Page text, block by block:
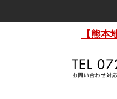
【熊本